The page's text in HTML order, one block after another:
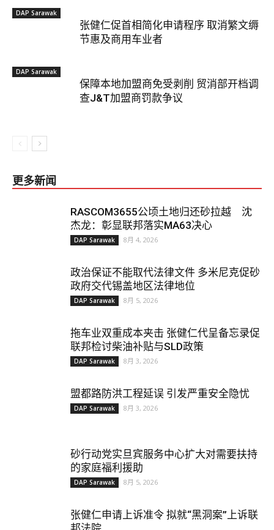
DAP Sarawak
张健仁促首相简化申请程序 取消繁文缛
节惠及商用车业者
DAP Sarawak
保障本地加盟商免受剥削 贸消部开档调
查J&T加盟商罚款争议
更多新闻
RASCOM3655公顷土地归还砂拉越 沈
杰龙：彰显联邦落实MA63决心
DAP Sarawak 8月 4, 2026
政治保证不能取代法律文件 多米尼克促砂
政府交代锡盖地区法律地位
DAP Sarawak 8月 5, 2026
拖车业双重成本夹击 张健仁代呈备忘录促
联邦检讨柴油补贴与SLD政策
DAP Sarawak 8月 3, 2026
盟都路防洪工程延误 引发严重安全隐忧
DAP Sarawak 8月 3, 2026
砂行动党实旦宾服务中心扩大对需要扶持
的家庭福利援助
DAP Sarawak 8月 5, 2026
张健仁申请上诉准令 拟就“黑洞案”上诉联